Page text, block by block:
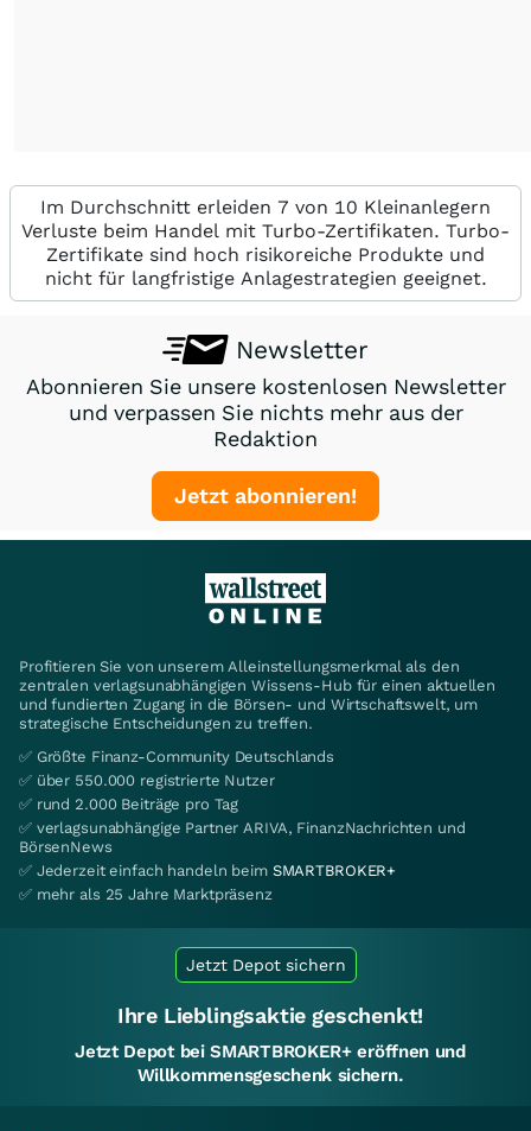
Im Durchschnitt erleiden 7 von 10 Kleinanlegern
Verluste beim Handel mit Turbo-Zertifikaten. Turbo-
Zertifikate sind hoch risikoreiche Produkte und
nicht für langfristige Anlagestrategien geeignet.
Newsletter
Abonnieren Sie unsere kostenlosen Newsletter
und verpassen Sie nichts mehr aus der
Redaktion
Jetzt abonnieren!
Profitieren Sie von unserem Alleinstellungsmerkmal als den
zentralen verlagsunabhängigen Wissens-Hub für einen aktuellen
und fundierten Zugang in die Börsen- und Wirtschaftswelt, um
strategische Entscheidungen zu treffen.
✅ Größte Finanz-Community Deutschlands
✅ über 550.000 registrierte Nutzer
✅ rund 2.000 Beiträge pro Tag
✅ verlagsunabhängige Partner ARIVA, FinanzNachrichten und
BörsenNews
✅ Jederzeit einfach handeln beim SMARTBROKER+
✅ mehr als 25 Jahre Marktpräsenz
Jetzt Depot sichern
Ihre Lieblingsaktie geschenkt!
Jetzt Depot bei SMARTBROKER+ eröffnen und
Willkommensgeschenk sichern.